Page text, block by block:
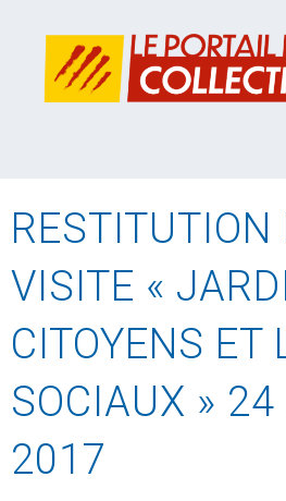
RESTITUTION
VISITE «
CITOYENS ET
SOCIAUX » 24
2017